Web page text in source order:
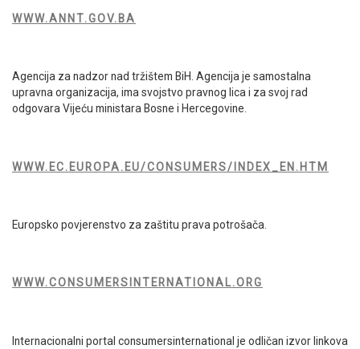
WWW.ANNT.GOV.BA
Agencija za nadzor nad tržištem BiH. Agencija je samostalna
upravna organizacija, ima svojstvo pravnog lica i za svoj rad
odgovara Vijeću ministara Bosne i Hercegovine.
WWW.EC.EUROPA.EU/CONSUMERS/INDEX_EN.HTM
Europsko povjerenstvo za zaštitu prava potrošača.
WWW.CONSUMERSINTERNATIONAL.ORG
Internacionalni portal consumersinternational je odličan izvor linkova